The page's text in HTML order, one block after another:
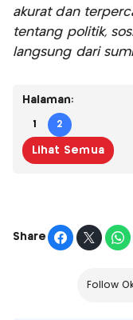
akurat dan
tentang politik,
langsung dari
Halaman:
1 2
Lihat Semua
Share
Follow